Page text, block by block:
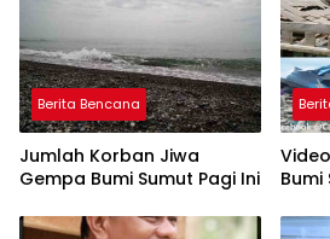
Berita Bencana
Jumlah Korban Jiwa
Gempa Bumi Sumut Pagi Ini
Bumi